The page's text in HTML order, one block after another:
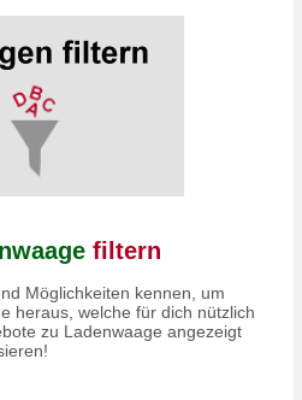
filtern
Möglichkeiten kennen, um
heraus, welche für dich nützlich
zu Ladenwaage angezeigt